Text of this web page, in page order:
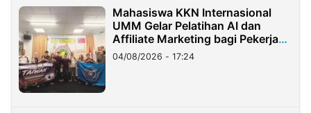
Mahasiswa KKN Internasional
UMM Gelar Pelatihan AI dan
Affiliate Marketing bagi Pekerja
Migran Indonesia di Taiwan
04/08/2026 - 17:24